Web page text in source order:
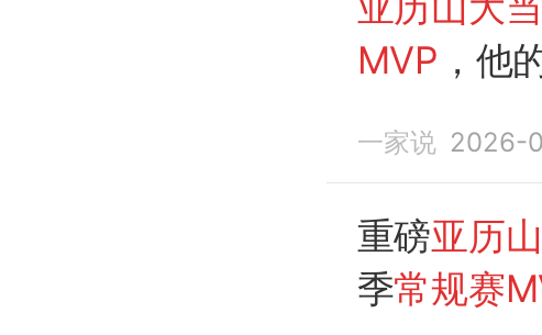
MVP ，他
一家说 2026-
重磅亚历
季常规赛